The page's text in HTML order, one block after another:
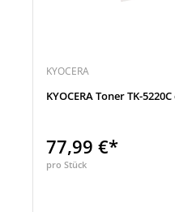
KYOCERA
KYOCERA Toner TK-
77,99 €*
pro Stück